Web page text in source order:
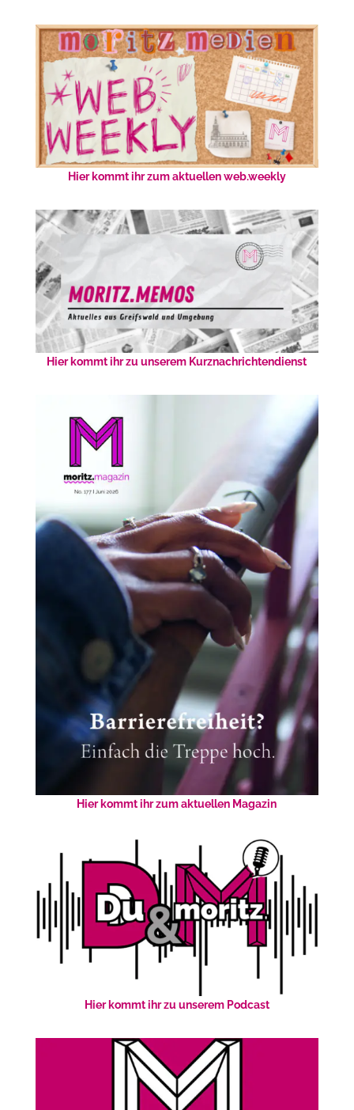
Hier kommt ihr zum aktuellen web.weekly
Hier kommt ihr zu unserem Kurznachrichtendienst
Hier kommt ihr zum aktuellen Magazin
Hier kommt ihr zu unserem Podcast